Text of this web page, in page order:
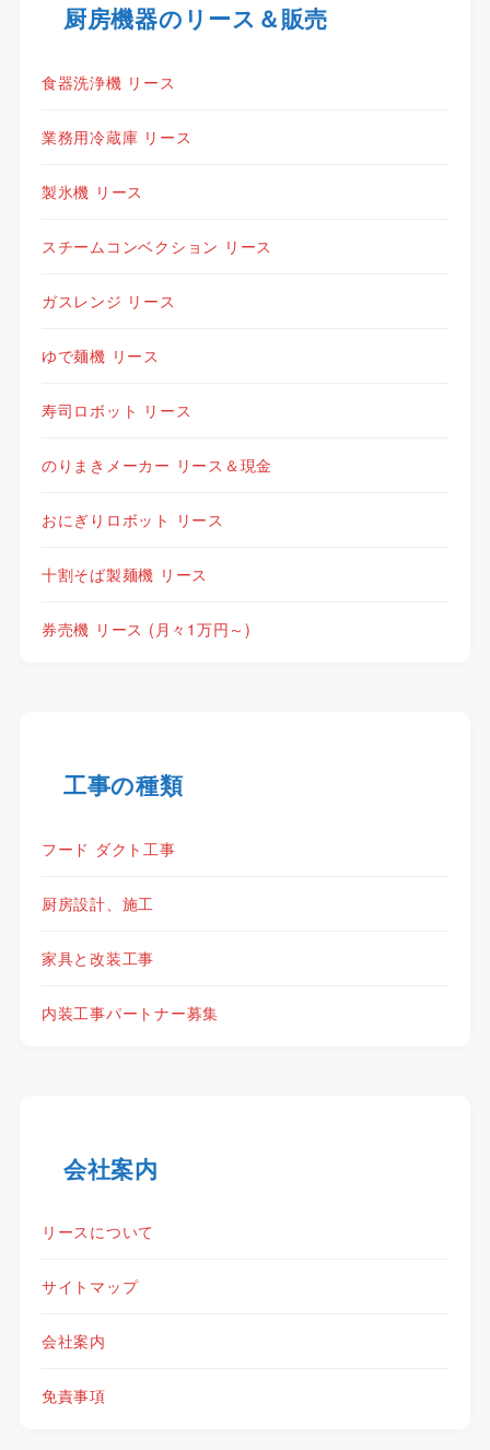
厨房機器のリース＆販売
食器洗浄機 リース
業務用冷蔵庫 リース
製氷機 リース
スチームコンベクション リース
ガスレンジ リース
ゆで麺機 リース
寿司ロボット リース
のりまきメーカー リース＆現金
おにぎりロボット リース
十割そば製麺機 リース
券売機 リース (月々1万円～)
工事の種類
フード ダクト工事
厨房設計、施工
家具と改装工事
内装工事パートナー募集
会社案内
リースについて
サイトマップ
会社案内
免責事項